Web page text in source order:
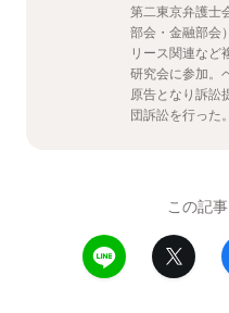
第二東京弁護士
部会・金融部会
リース関連など
研究会に参加。
原告となり訴訟
団訴訟を行った。
この記